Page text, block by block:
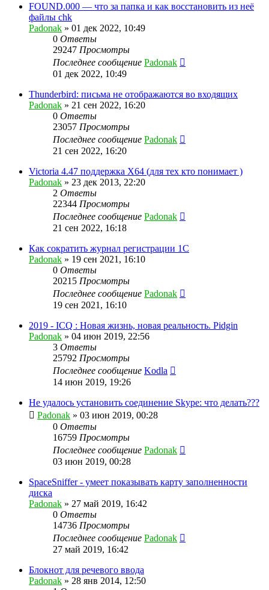
FOUND.000 — что за папка и как восстановить из неё
файлы chk
Padonak » 01 дек 2022, 10:49
0 Ответы
29247 Просмотры
Последнее сообщение Padonak
01 дек 2022, 10:49
Thunderbird: письма не отображаются во входящих
Padonak » 21 сен 2022, 16:20
0 Ответы
23057 Просмотры
Последнее сообщение Padonak
21 сен 2022, 16:20
Victoria 4.47 поддержка X64 (для тех кто понимает )
Padonak » 23 дек 2013, 22:20
2 Ответы
22344 Просмотры
Последнее сообщение Padonak
21 сен 2022, 16:18
Как сократить журнал регистрации 1С
Padonak » 19 сен 2021, 16:10
0 Ответы
20215 Просмотры
Последнее сообщение Padonak
19 сен 2021, 16:10
2019 - ICQ : Новая жизнь, новая реальность. Pidgin
Padonak » 04 июн 2019, 22:56
3 Ответы
25792 Просмотры
Последнее сообщение Kodla
14 июн 2019, 19:26
Не удалось установить соединение Skype: что делать???
Padonak » 03 июн 2019, 00:28
0 Ответы
16759 Просмотры
Последнее сообщение Padonak
03 июн 2019, 00:28
SpaceSniffer - умеет показывать карту заполненности
диска
Padonak » 27 май 2019, 16:42
0 Ответы
14736 Просмотры
Последнее сообщение Padonak
27 май 2019, 16:42
Блокнот для речевого ввода
Padonak » 28 янв 2014, 12:50